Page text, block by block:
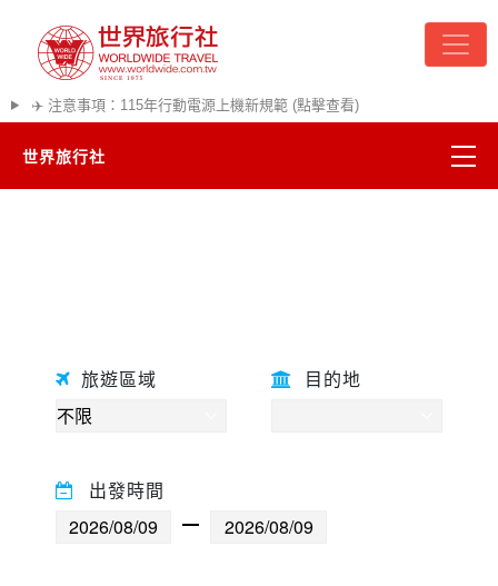
✈️ 注意事項：115年行動電源上機新規範 (點擊查看)
世界旅行社
世界臻旅
旅遊區域 目的地
出發時間